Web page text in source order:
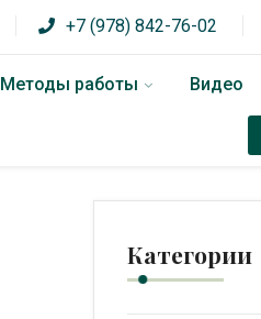
+7 (978) 842-76-02
Методы работы Видео
Категории